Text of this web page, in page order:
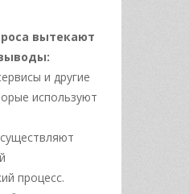
вытекают
и другие
используют
процесс.